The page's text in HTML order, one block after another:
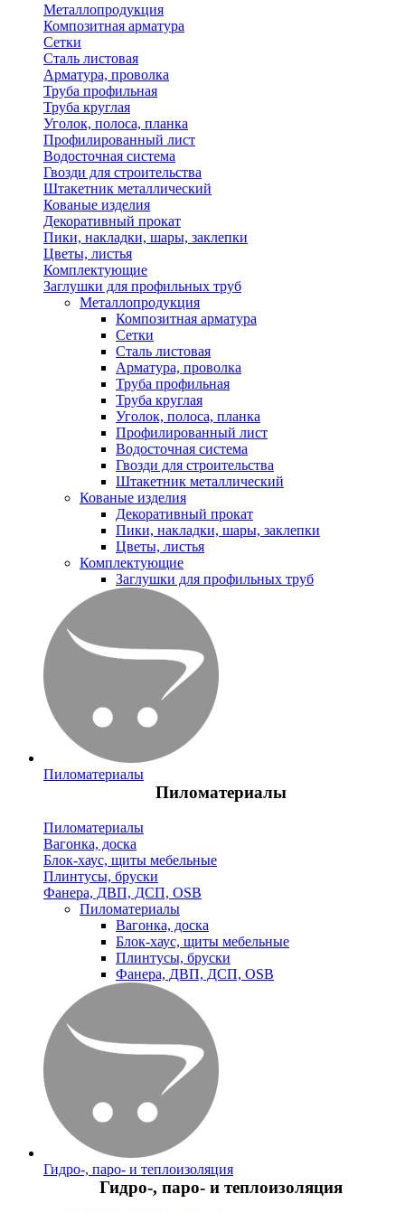
Металлопродукция
Композитная арматура
Сетки
Сталь листовая
Арматура, проволка
Труба профильная
Труба круглая
Уголок, полоса, планка
Профилированный лист
Водосточная система
Гвозди для строительства
Штакетник металлический
Кованые изделия
Декоративный прокат
Пики, накладки, шары, заклепки
Цветы, листья
Комплектующие
Заглушки для профильных труб
Металлопродукция
Композитная арматура
Сетки
Сталь листовая
Арматура, проволка
Труба профильная
Труба круглая
Уголок, полоса, планка
Профилированный лист
Водосточная система
Гвозди для строительства
Штакетник металлический
Кованые изделия
Декоративный прокат
Пики, накладки, шары, заклепки
Цветы, листья
Комплектующие
Заглушки для профильных труб
Пиломатериалы
Пиломатериалы
Пиломатериалы
Вагонка, доска
Блок-хаус, щиты мебельные
Плинтусы, бруски
Фанера, ДВП, ДСП, OSB
Пиломатериалы
Вагонка, доска
Блок-хаус, щиты мебельные
Плинтусы, бруски
Фанера, ДВП, ДСП, OSB
Гидро-, паро- и теплоизоляция
Гидро-, паро- и теплоизоляция